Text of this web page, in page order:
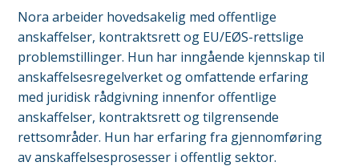
Nora arbeider hovedsakelig med offentlige
anskaffelser, kontraktsrett og EU/EØS-rettslige
problemstillinger. Hun har inngående kjennskap til
anskaffelsesregelverket og omfattende erfaring
med juridisk rådgivning innenfor offentlige
anskaffelser, kontraktsrett og tilgrensende
rettsområder. Hun har erfaring fra gjennomføring
av anskaffelsesprosesser i offentlig sektor.